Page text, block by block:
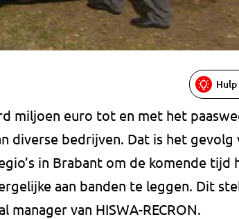
miljoen euro tot en met het
diverse bedrijven. Dat is het gevolg
in Brabant om de komende tijd
aan banden te leggen. Dit
van HISWA-RECRON.